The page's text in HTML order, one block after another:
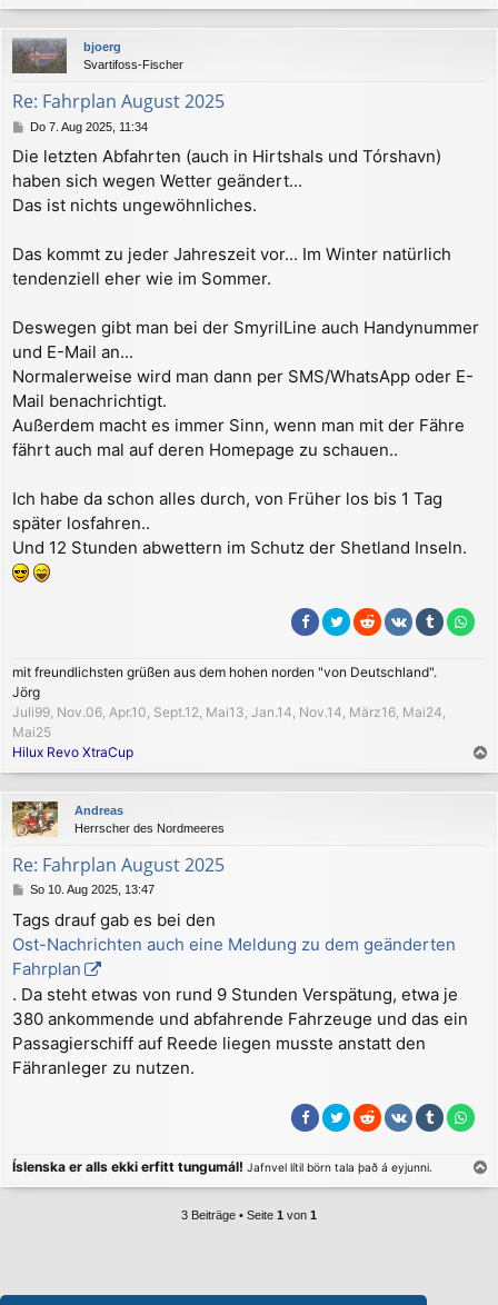
a
c
bjoerg
Svartifoss-Fischer
Re: Fahrplan August 2025
B
i
t
a
Do 7. Aug 2025, 11:34
Die letzten Abfahrten (auch in Hirtshals und Tórshavn)
haben sich wegen Wetter geändert...
Das ist nichts ungewöhnliches.
Das kommt zu jeder Jahreszeit vor... Im Winter natürlich
tendenziell eher wie im Sommer.
Deswegen gibt man bei der SmyrilLine auch Handynummer
und E-Mail an...
Normalerweise wird man dann per SMS/WhatsApp oder E-
Mail benachrichtigt.
Außerdem macht es immer Sinn, wenn man mit der Fähre
fährt auch mal auf deren Homepage zu schauen..
Ich habe da schon alles durch, von Früher los bis 1 Tag
später losfahren..
Und 12 Stunden abwettern im Schutz der Shetland Inseln.
mit freundlichsten grüßen aus dem hohen norden "von Deutschland".
Jörg
Juli99, Nov.06, Apr.10, Sept.12, Mai13, Jan.14, Nov.14, März16, Mai24,
Mai25
Hilux Revo XtraCup
a
c
Andreas
Herrscher des Nordmeeres
Re: Fahrplan August 2025
B
i
t
a
g
So 10. Aug 2025, 13:47
Tags drauf gab es bei den
Ost-Nachrichten auch eine Meldung zu dem geänderten
Fahrplan
. Da steht etwas von rund 9 Stunden Verspätung, etwa je
380 ankommende und abfahrende Fahrzeuge und das ein
Passagierschiff auf Reede liegen musste anstatt den
Fähranleger zu nutzen.
Íslenska er alls ekki erfitt tungumál! Jafnvel lítil börn tala það á eyjunni.
a
3 Beiträge • Seite 1 von 1